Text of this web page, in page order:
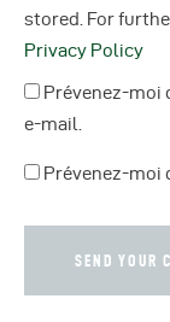
stored. For
Privacy Policy
Prévenez-moi
e-mail.
Prévenez-moi